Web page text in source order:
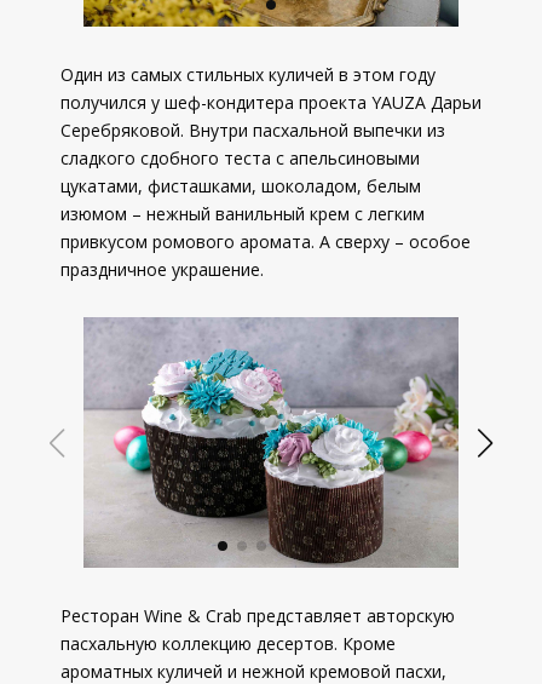
Один из самых стильных куличей в этом году
получился у шеф-кондитера проекта YAUZA Дарьи
Серебряковой. Внутри пасхальной выпечки из
сладкого сдобного теста с апельсиновыми
цукатами, фисташками, шоколадом, белым
изюмом – нежный ванильный крем с легким
привкусом ромового аромата. А сверху – особое
праздничное украшение.
Ресторан Wine & Crab представляет авторскую
пасхальную коллекцию десертов. Кроме
ароматных куличей и нежной кремовой пасхи,